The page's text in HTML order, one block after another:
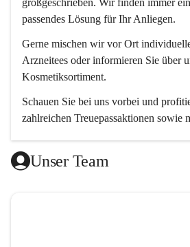
großgeschrieben. Wir finden immer
passendes Lösung für Ihr Anliegen.
Gerne mischen wir vor Ort
Arzneitees oder informieren Sie über
Kosmetiksortiment.
Schauen Sie bei uns vorbei und
zahlreichen Treuepassaktionen sowie
Wir freuen uns auf Ihren Besuch! 😊
Unser Team